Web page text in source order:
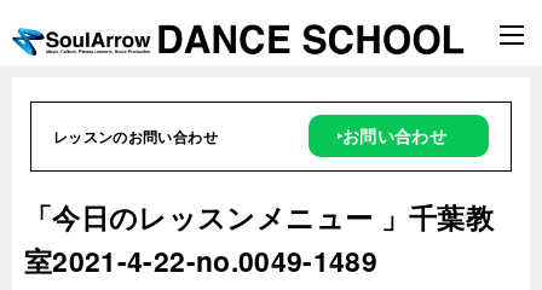
レッスンのお問い合わせ ‣お問い合わせ
「今日のレッスンメニュー 」千葉教
室2021-4-22-no.0049-1489